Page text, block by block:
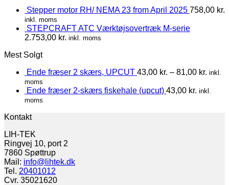
Stepper motor RH/ NEMA 23 from April 2025 758,00 kr.
inkl. moms
STEPCRAFT ATC Værktøjsovertræk M-serie
2.753,00 kr. inkl. moms
Mest Solgt
Ende fræser 2 skærs, UPCUT 43,00 kr. – 81,00 kr. inkl.
moms
Ende fræser 2-skærs fiskehale (upcut) 43,00 kr. inkl.
moms
Kontakt
LIH-TEK
Ringvej 10, port 2
7860 Spøttrup
Mail: info@lihtek.dk
Tel. 20401012
Cvr. 35021620